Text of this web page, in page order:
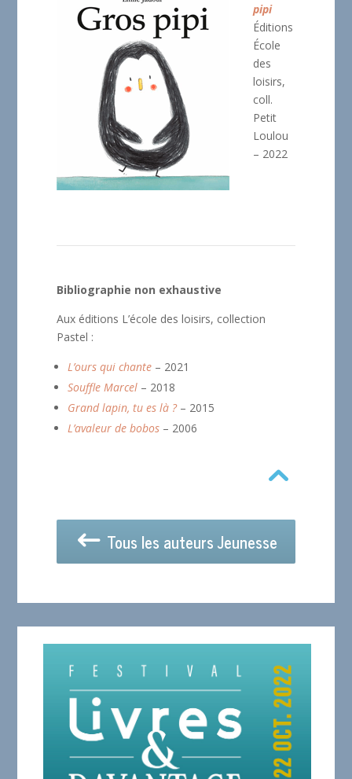
pipi
Éditions
École
des
loisirs,
coll.
Petit
Loulou
– 2022
Bibliographie non exhaustive
Aux éditions L’école des loisirs, collection
Pastel :
L’ours qui chante – 2021
Souffle Marcel – 2018
Grand lapin, tu es là ?– 2015
L’avaleur de bobos – 2006
Tous les auteurs Jeunesse